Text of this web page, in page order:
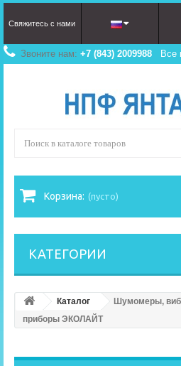
Cвяжитecь c нaми
Звоните нам: +7 (843) 2009988 Все
Корзина: (пусто)
КАТЕГОРИИ
Каталог
Шумомеры,
приборы ЭКОЛАЙТ